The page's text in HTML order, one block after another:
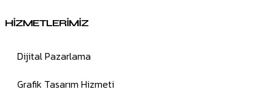
HİZMETLERİMİZ
Dijital Pazarlama
Grafik Tasarım Hizmeti